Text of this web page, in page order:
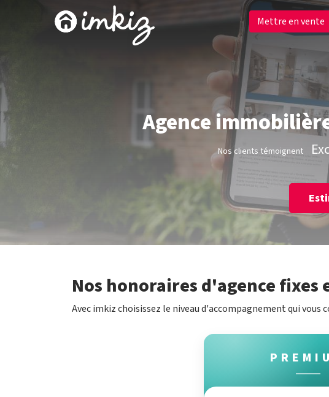
Mettre en vente
Agence
Nos clients témoignent
Nos honoraires d'agence fixes
Avec imkiz choisissez le niveau d'accompagnement qui